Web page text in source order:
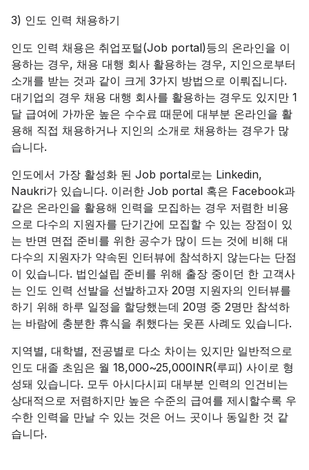
3) 인도 인력 채용하기
인도 인력 채용은 취업포털(Job portal)등의 온라인을 이
용하는 경우, 채용 대행 회사 활용하는 경우, 지인으로부터
소개를 받는 것과 같이 크게 3가지 방법으로 이뤄집니다.
대기업의 경우 채용 대행 회사를 활용하는 경우도 있지만 1
달 급여에 가까운 높은 수수료 때문에 대부분 온라인을 활
용해 직접 채용하거나 지인의 소개로 채용하는 경우가 많
습니다.
인도에서 가장 활성화 된 Job portal로는 Linkedin,
Naukri가 있습니다. 이러한 Job portal 혹은 Facebook과
같은 온라인을 활용해 인력을 모집하는 경우 저렴한 비용
으로 다수의 지원자를 단기간에 모집할 수 있는 장점이 있
는 반면 면접 준비를 위한 공수가 많이 드는 것에 비해 대
다수의 지원자가 약속된 인터뷰에 참석하지 않는다는 단점
이 있습니다. 법인설립 준비를 위해 출장 중이던 한 고객사
는 인도 인력 선발을 선발하고자 20명 지원자의 인터뷰를
하기 위해 하루 일정을 할당했는데 20명 중 2명만 참석하
는 바람에 충분한 휴식을 취했다는 웃픈 사례도 있습니다.
지역별, 대학별, 전공별로 다소 차이는 있지만 일반적으로
인도 대졸 초임은 월 18,000~25,000INR(루피) 사이로 형
성돼 있습니다. 모두 아시다시피 대부분 인력의 인건비는
상대적으로 저렴하지만 높은 수준의 급여를 제시할수록 우
수한 인력을 만날 수 있는 것은 어느 곳이나 동일한 것 같
습니다.